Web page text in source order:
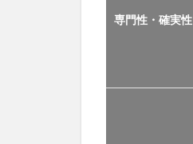
専門性・確実性